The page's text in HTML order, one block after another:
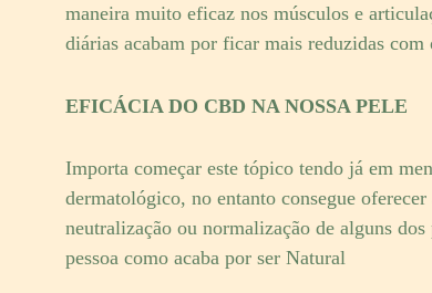
maneira muito eficaz nos músculos e
diárias acabam por ficar mais reduzidas com
EFICÁCIA DO CBD NA NOSSA PELE
Importa começar este tópico tendo já em
dermatológico, no entanto consegue
neutralização ou normalização de alguns
pessoa como acaba por ser Natural